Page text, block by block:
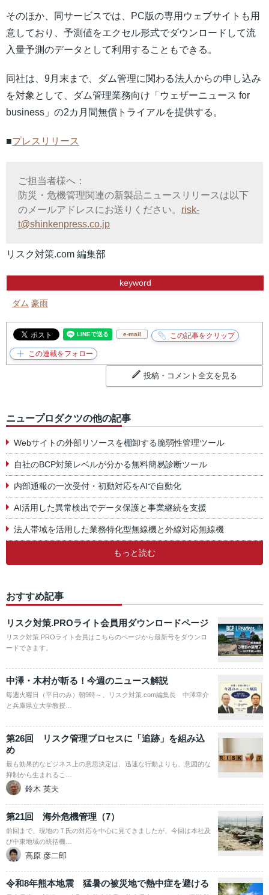
そのほか、同サービスでは、PC版の専用ウェブサイトも用
意しており、予測値をエクセル形式でダウンロードして流
入量予測のデータとして利用することもできる。
同社は、9月末まで、ダム管理に関わる法人からの申し込み
を対象として、ダム管理業務向け「ウェザーニュース for
business」の2カ月間無償トライアルを提供する。
■プレスリリース
ご担当者様へ：
防災・危機管理関連の新製品ニュースリリースは以下
のメールアドレスにお送りください。 risk-
t@shinkenpress.co.jp
リスク対策.com 編集部
keyword
ダム 豪雨
e-mail
投稿・コメント全文を見る
ニュープロダクツの他の記事
Webサイトの外部リソースを棚卸する脆弱性管理ツール
自社のBCP対策レベルが分かる無料簡易診断ツール
内部通報の一次受付・初動対応をAIで自動化
AI活用した異常検出でデータ保護と事業継続を支援
法人帯域を活用した業務特化型無線機と外線対応無線機
もっと読む
おすすめ記事
リスク対策.PROライト会員用ダウンロードページ
リスク対策.PROライト会員はこちらのページから最新号をダウンロ
ードできます。
中澤・木村が斬る！今週のニュース解説
毎週火曜日（平日のみ）朝9時～、リスク対策.com編集長 中澤幸介
と兵庫県立大学教授…
第26回 リスク管理プロセスに「追跡」を組み込
め
最も効果的なビジネス上の意思決定は、迅速な行動よりも、意図的な
抑制から生まれるこ…
鈴木 英夫
第21回 海外危機管理（7）
前回まで、現地のＴ氏の対応を中心に見てきましたが、今回は本社及
び中東地域の統括機…
高原 彦二郎
令和8年熊本地震 猛暑の被災地で熱中症を避ける